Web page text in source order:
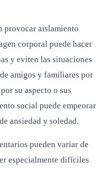
provocar aislamiento
corporal puede hacer
y eviten las situaciones
amigos y familiares por
su aspecto o sus
social puede empeorar
ansiedad y soledad.
pueden variar de
especialmente difíciles